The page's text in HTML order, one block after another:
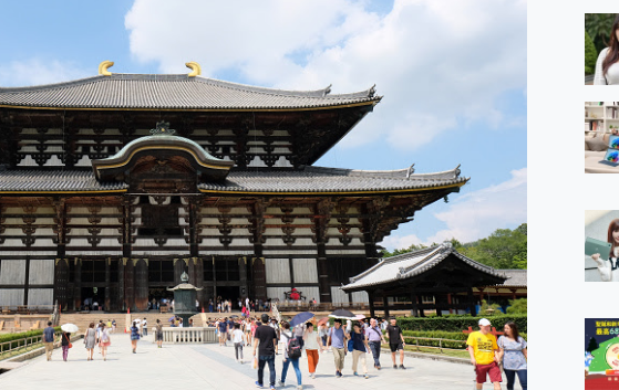
擁有超強吸力與超好用的隱磁支架 O-ONE MAG 最會吸的行動電源 開箱 評測
專業增距鏡實測：Find X9 Ultra 光學長焦隨手拍，紀錄生活就是這麼簡單
70 pro 及 moto g37 power上市，登錄在送飛利浦氣炸鍋
Liberty 5 Pro Max，有螢幕的耳機會是智商稅嗎?
應援 Me Time，加碼愛奇藝黃金雙周卡體驗，專案價最低 NT$0 起